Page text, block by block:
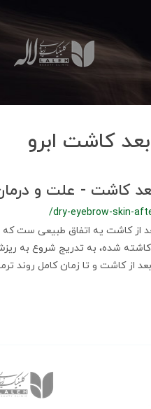
کاشت ابرو
کاشت - علت و
/dry-eyebrow-skin-
شده، به‌ تدریج شروع به